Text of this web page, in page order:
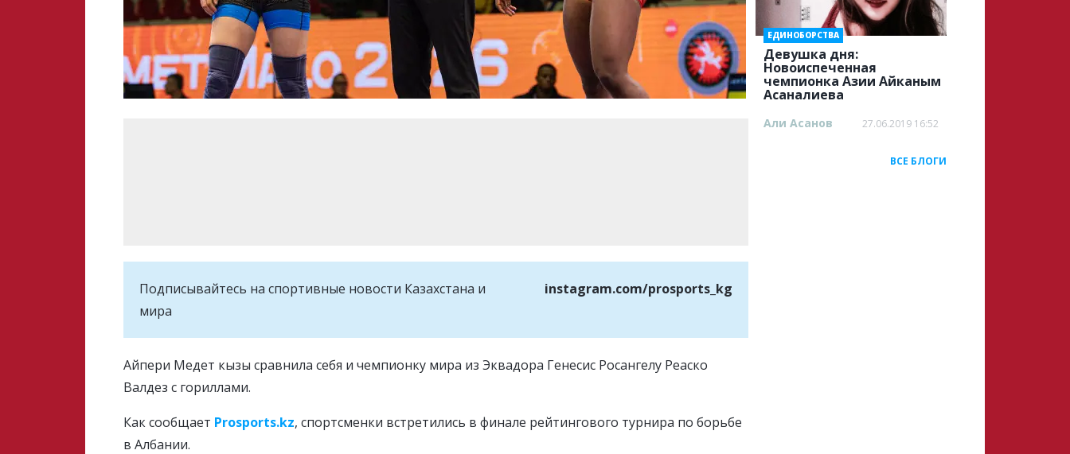
Подписывайтесь на cпортивные новости Казахстана и
мира
instagram.com/prosports_kg
Айпери Медет кызы сравнила себя и чемпионку мира из Эквадора Генесис Росангелу Реаско
Валдез с гориллами.
Как сообщает Prosports.kz, спортсменки встретились в финале рейтингового турнира по борьбе
в Албании.
Девушка дня:
Новоиспеченная
чемпионка Азии Айканым
Асаналиева
ЕДИНОБОРСТВА
Али Асанов 27.06.2019 16:52
ВСЕ БЛОГИ